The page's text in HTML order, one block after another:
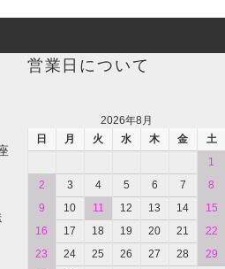
営業日について
2026年8月
日
月 火 水 木 金
土
1
2
3 4 5 6 7
8
9
10 11 12 13 14
15
16
17 18 19 20 21
22
23
24 25 26 27 28
29